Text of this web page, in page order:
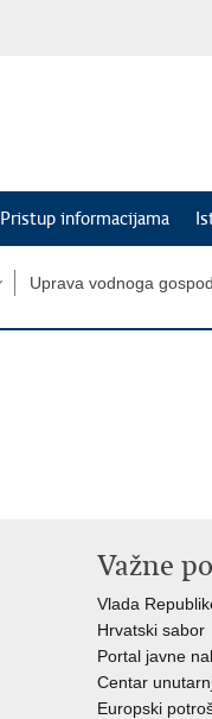
Pristup informacijama
Uprava vodnoga
Važne
Vlada
Hrvatski sabor
Portal javne
Centar
Europski